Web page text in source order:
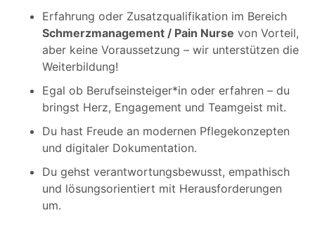
Erfahrung oder Zusatzqualifikation im Bereich
Schmerzmanagement / Pain Nurse von Vorteil,
aber keine Voraussetzung – wir unterstützen die
Weiterbildung!
Egal ob Berufseinsteiger*in oder erfahren – du
bringst Herz, Engagement und Teamgeist mit.
Du hast Freude an modernen Pflegekonzepten
und digitaler Dokumentation.
Du gehst verantwortungsbewusst, empathisch
und lösungsorientiert mit Herausforderungen
um.